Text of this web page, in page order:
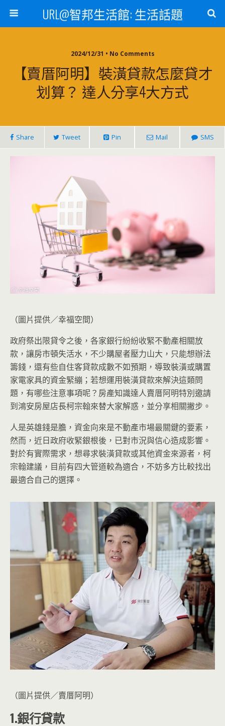
URL@智邦生活館: 生活話題
2024/12/31 • No Comments
【賣厝阿明】裝潢貸款怎麼貸才
划算？ 達人分享4大方式
Share Tweet Pin Mail SMS
（圖片提供／幸福空間）
政府祭出限貸令之後，各家銀行紛紛收緊不動產相關放
款，讓房市頓失活水，不少購屋者壓力山大，只能想辦法
籌錢，還有些自住客貸款成數不如預期，導致裝潢或購置
家電家具的資金緊繃；若想運用裝潢貸款來解決這類問
題，有哪些注意事項呢？房產知識達人賣厝阿明特別邀請
到鴻安房屋店長柯宗翰來替大家解惑，並分享相關撇步。
人是英雄錢是膽，資金向來是不動產市場最關鍵的要素，
然而，近日政府收緊銀根後，已對市況與信心造成影響。
對於有實際需求，想尋求裝潢貸款或其他資金來源者，柯
宗翰建議，目前有四大管道較為適合，不妨多方比較找出
最適合自己的選擇。
（圖片提供／賣厝阿明）
1.銀行貸款